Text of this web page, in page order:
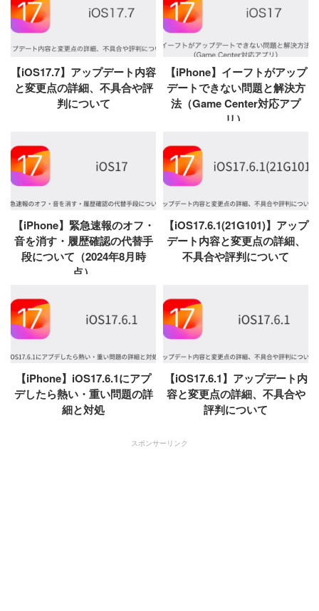
【iOS17.7】アップデート内容
と変更点の詳細、不具合や評
判について
【iPhone】イーフトがアップ
デートできない問題と解決方
法（Game Center対応アプ
リ）
【iPhone】緊急速報のオフ・
音を消す・履歴確認の代替手
段について（2024年8月時
点）
【iOS17.6.1(21G101)】アップ
デート内容と変更点の詳細、
不具合や評判について
【iPhone】iOS17.6.1にアプ
デしたら熱い・重い問題の詳
細と対処
【iOS17.6.1】アップデート内
容と変更点の詳細、不具合や
評判について
スポンサーリンク